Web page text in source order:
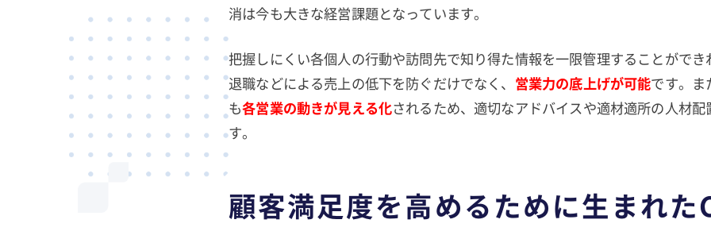
消は今も大きな経営課題となっています。
把握しにくい各個人の行動や訪問先で知り得た情報を一限管理することがで
退職などによる売上の低下を防ぐだけでなく、 営業力の底上げが可能です。ま
も各営業の動きが見える化されるため、適切なアドバイスや適材適所の人材
す。
顧客満足度を高めるために生まれた